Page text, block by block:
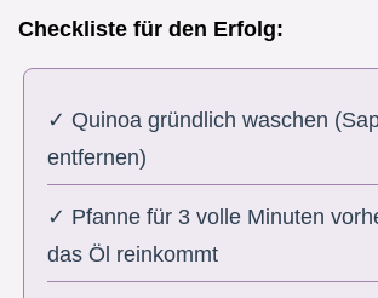
Checkliste für den Erfolg:
✓ Quinoa gründlich waschen
entfernen)
✓ Pfanne für 3 volle Minuten
das Öl reinkommt